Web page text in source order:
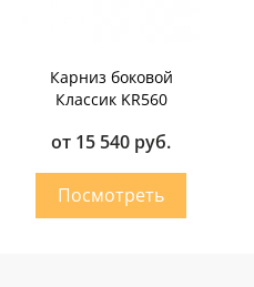
Карниз боковой
Классик KR560
от 15 540 руб.